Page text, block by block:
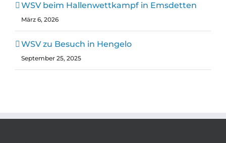
WSV beim Hallenwettkampf in Emsdetten
März 6, 2026
WSV zu Besuch in Hengelo
September 25, 2025